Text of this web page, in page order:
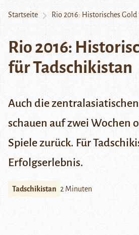
Startseite Rio 2016: Historisches Gold
Rio 2016:
für Tadschikistan
Auch die
schauen auf zwei Wochen
Spiele zurück. Für
Erfolgserlebnis.
Tadschikistan 2 Minuten